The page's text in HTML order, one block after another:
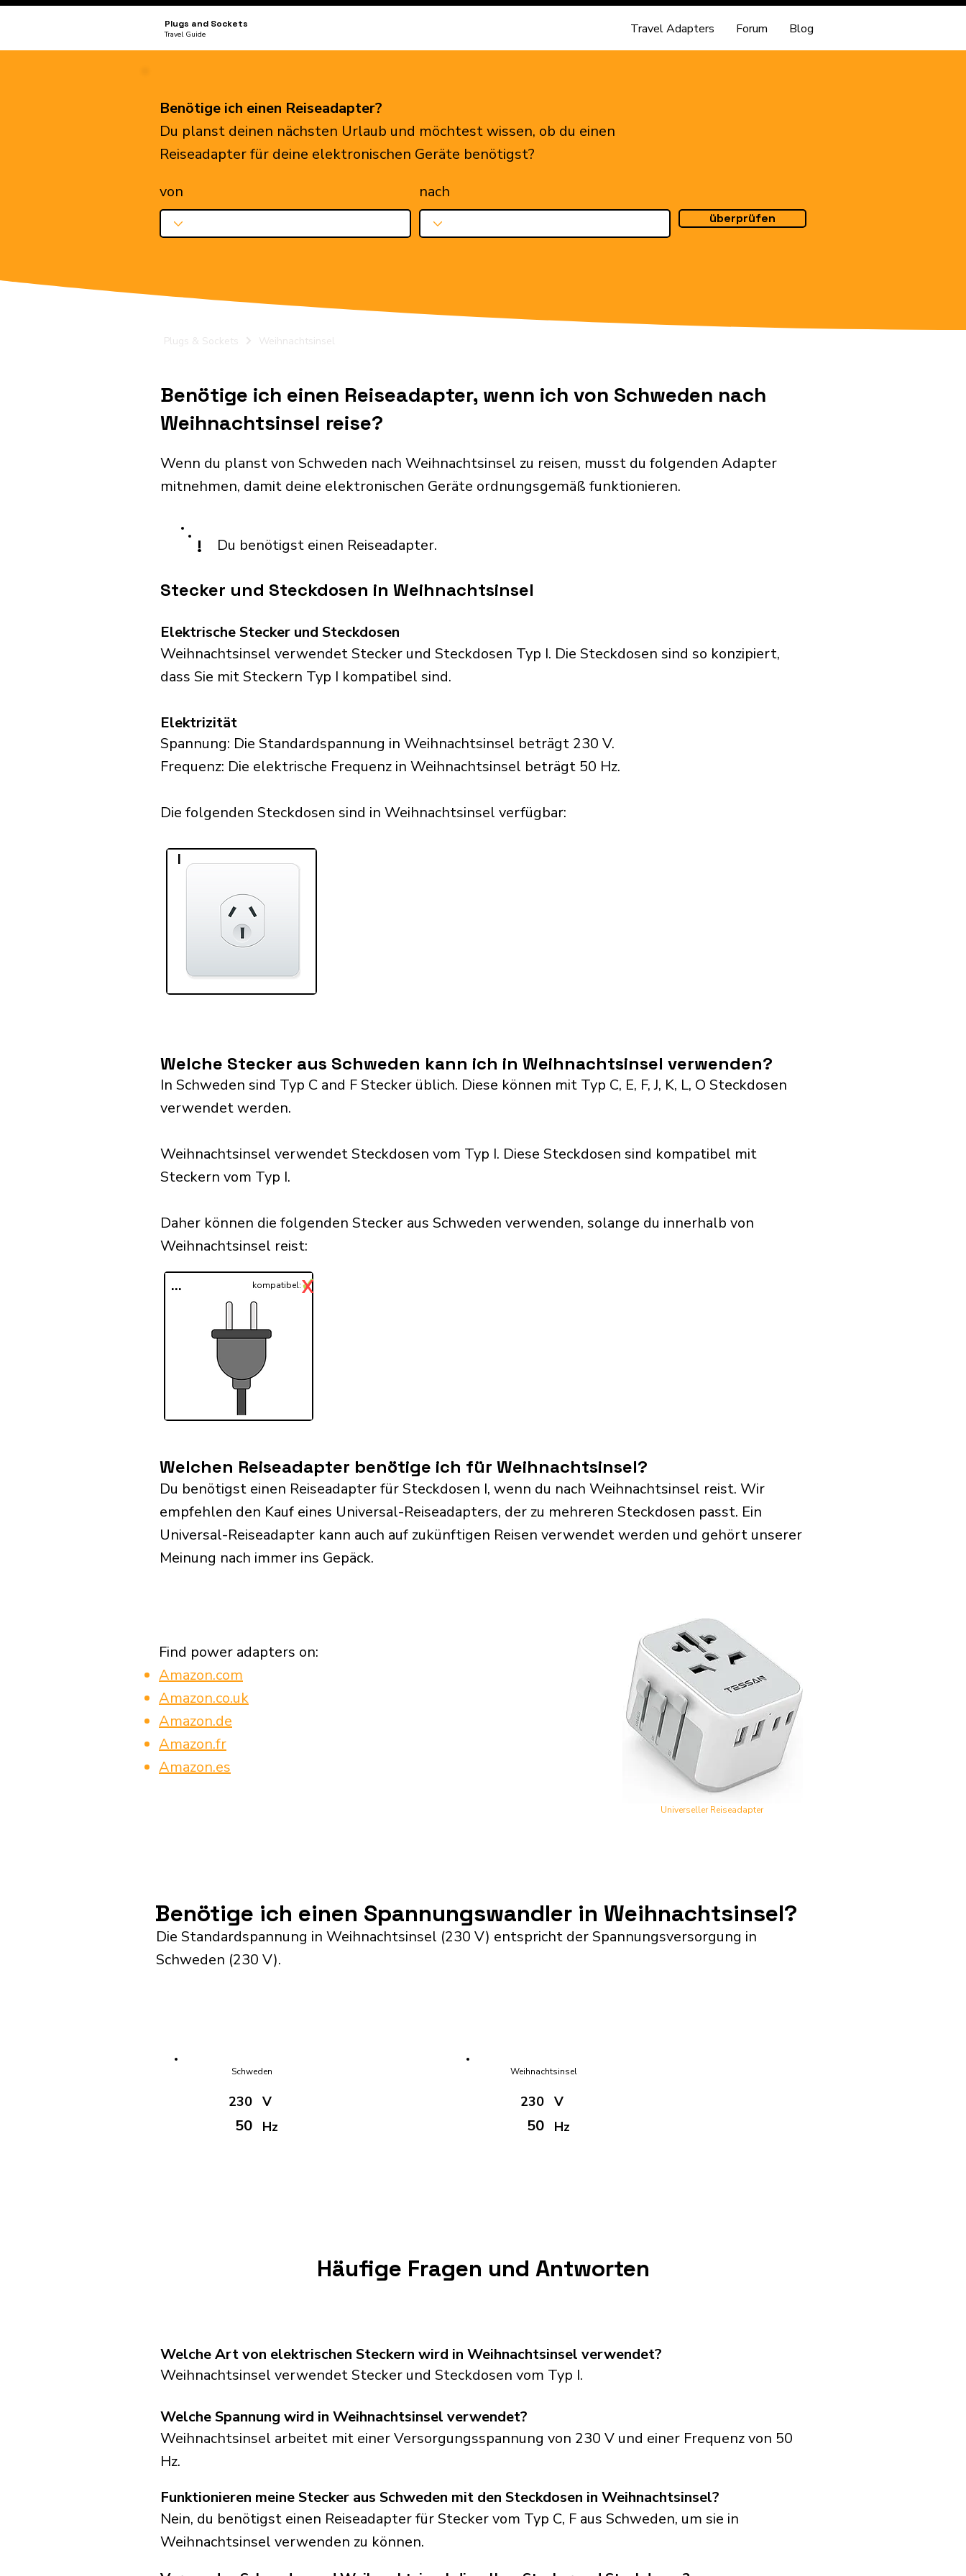
Plugs and Sockets
Travel Guide Travel Adapters Forum Blog
Benötige ich einen Reiseadapter?
Du planst deinen nächsten Urlaub und möchtest wissen, ob du einen
Reiseadapter für deine elektronischen Geräte benötigst?
von
nach
überprüfen
Plugs & Sockets Weihnachtsinsel
Benötige ich einen Reiseadapter, wenn ich von Schweden nach
Weihnachtsinsel reise?
Wenn du planst von Schweden nach Weihnachtsinsel zu reisen, musst du folgenden Adapter
mitnehmen, damit deine elektronischen Geräte ordnungsgemäß funktionieren.
! Du benötigst einen Reiseadapter.
Stecker und Steckdosen in Weihnachtsinsel
Elektrische Stecker und Steckdosen
Weihnachtsinsel verwendet Stecker und Steckdosen Typ I. Die Steckdosen sind so konzipiert,
dass Sie mit Steckern Typ I kompatibel sind.
Elektrizität
Spannung: Die Standardspannung in Weihnachtsinsel beträgt 230 V.
Frequenz: Die elektrische Frequenz in Weihnachtsinsel beträgt 50 Hz.
Die folgenden Steckdosen sind in Weihnachtsinsel verfügbar:​
I
Welche Stecker aus Schweden kann ich in Weihnachtsinsel verwenden?
In Schweden sind Typ C and F Stecker üblich. Diese können mit Typ C, E, F, J, K, L, O Steckdosen
verwendet werden.
Weihnachtsinsel verwendet Steckdosen vom Typ I. Diese Steckdosen sind kompatibel mit
Steckern vom Typ I.
Daher können die folgenden Stecker aus Schweden verwenden, solange du innerhalb von
Weihnachtsinsel reist:​
... ✓
kompatibel:X
Welchen Reiseadapter benötige ich für Weihnachtsinsel?
Du benötigst einen Reiseadapter für Steckdosen I, wenn du nach Weihnachtsinsel reist. Wir
empfehlen den Kauf eines Universal-Reiseadapters, der zu mehreren Steckdosen passt. Ein
Universal-Reiseadapter kann auch auf zukünftigen Reisen verwendet werden und gehört unserer
Meinung nach immer ins Gepäck.
Find power adapters on:
Amazon.com
Amazon.co.uk
Amazon.de
Amazon.fr
Amazon.es
Universeller Reiseadapter
Benötige ich einen Spannungswandler in Weihnachtsinsel?
Die Standardspannung in Weihnachtsinsel (230 V) entspricht der Spannungsversorgung in
Schweden (230 V).
Schweden
230
50
V
Hz
Weihnachtsinsel
230
50
V
Hz
Häufige Fragen und Antworten
Welche Art von elektrischen Steckern wird in Weihnachtsinsel verwendet?
Weihnachtsinsel verwendet Stecker und Steckdosen vom Typ I.
Welche Spannung wird in Weihnachtsinsel verwendet?
Weihnachtsinsel arbeitet mit einer Versorgungsspannung von 230 V und einer Frequenz von 50
Hz.
Funktionieren meine Stecker aus Schweden mit den Steckdosen in Weihnachtsinsel?
Nein, du benötigst einen Reiseadapter für Stecker vom Typ C, F aus Schweden, um sie in
Weihnachtsinsel verwenden zu können.